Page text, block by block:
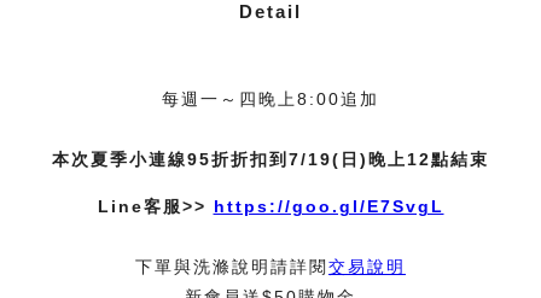
Detail
每週一～四晚上8:00追加
本次夏季小連線95折折扣到7/19(日)晚上12點結束
Line客服>> https://goo.gl/E7SvgL
下單與洗滌說明請詳閱交易說明